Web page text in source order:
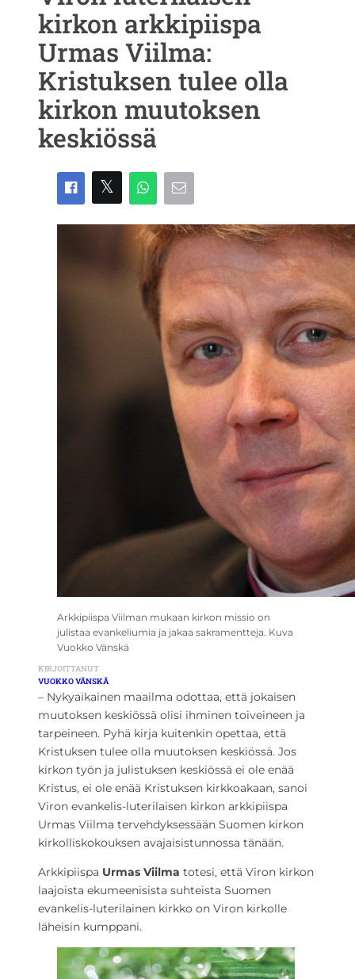
kirkon arkkipiispa
Urmas Viilma:
Kristuksen tulee olla
kirkon muutoksen
keskiössä
Arkkipiispa Viilman mukaan kirkon missio on
julistaa evankeliumia ja jakaa sakramentteja. Kuva
Vuokko Vänskä
KIRJOITTANUT
VUOKKO VÄNSKÄ
– Nykyaikainen maailma odottaa, että jokaisen
muutoksen keskiössä olisi ihminen toiveineen ja
tarpeineen. Pyhä kirja kuitenkin opettaa, että
Kristuksen tulee olla muutoksen keskiössä. Jos
kirkon työn ja julistuksen keskiössä ei ole enää
Kristus, ei ole enää Kristuksen kirkkoakaan, sanoi
Viron evankelis-luterilaisen kirkon arkkipiispa
Urmas Viilma tervehdyksessään Suomen kirkon
kirkolliskokouksen avajaisistunnossa tänään.
Arkkipiispa Urmas Viilma totesi, että Viron kirkon
laajoista ekumeenisista suhteista Suomen
evankelis-luterilainen kirkko on Viron kirkolle
läheisin kumppani.